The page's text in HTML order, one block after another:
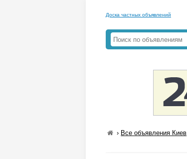
Доска частных объявлений
› Все объявления Киев